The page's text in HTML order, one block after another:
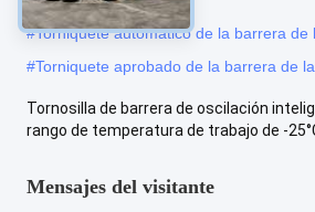
#Torniquete automático de la barrera de
#Torniquete aprobado de la barrera de
Tornosilla de barrera de oscilación
rango de temperatura de trabajo de -
Mensajes del visitante